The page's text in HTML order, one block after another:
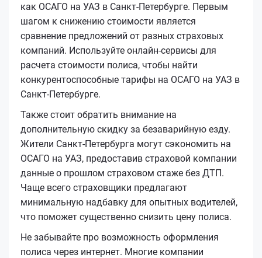
как ОСАГО на УАЗ в Санкт-Петербурге. Первым
шагом к снижению стоимости является
сравнение предложений от разных страховых
компаний. Используйте онлайн-сервисы для
расчета стоимости полиса, чтобы найти
конкурентоспособные тарифы на ОСАГО на УАЗ в
Санкт-Петербурге.
Также стоит обратить внимание на
дополнительную скидку за безаварийную езду.
Жители Санкт-Петербурга могут сэкономить на
ОСАГО на УАЗ, предоставив страховой компании
данные о прошлом страховом стаже без ДТП.
Чаще всего страховщики предлагают
минимальную надбавку для опытных водителей,
что поможет существенно снизить цену полиса.
Не забывайте про возможность оформления
полиса через интернет. Многие компании